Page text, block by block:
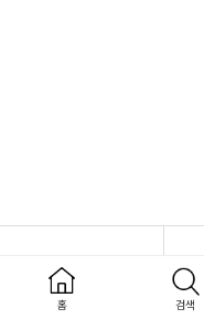
홈 검색